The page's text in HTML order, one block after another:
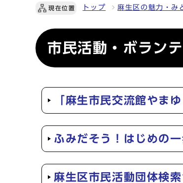
現在位置 トップ 麻生区の魅力・み
市民活動・ボラン
「麻生市民交流館やまゆ
ふみだそう！はじめの
麻生区市民活動団体検